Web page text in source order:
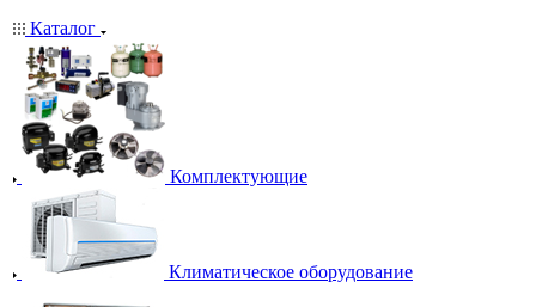
Каталог
Комплектующие
Климатическое оборудование